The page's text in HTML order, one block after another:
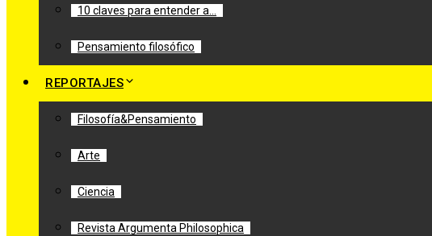
10 claves para entender a…
Pensamiento filosófico
REPORTAJES
Filosofía&Pensamiento
Arte
Ciencia
Revista Argumenta Philosophica